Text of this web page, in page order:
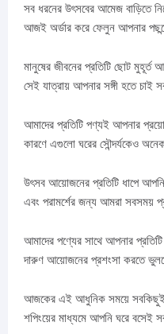
সব ধরনের উৎসবের আমেজ বাড়িতে
আজই অর্ডার করে ফেলুন আপনার
মানুষের জীবনের প্রতিটি ছোট মুহূর্ত
সেই যাত্রায় আপনার সঙ্গী হতে চাই
আমাদের প্রতিটি পণ্যই আপনার
কারণে এগুলো ঘরের সৌন্দর্যকেও
উৎসব আয়োজনের প্রতিটি ধাপে
এবং পরামর্শের জন্য আমরা
আমাদের পণ্যের সাথে আপনার
দারুণ আয়োজনের প্রশংসা করতে
আজকের এই আধুনিক সময়ে
শপিংয়ের মাধ্যমে আপনি ঘরে বসেই